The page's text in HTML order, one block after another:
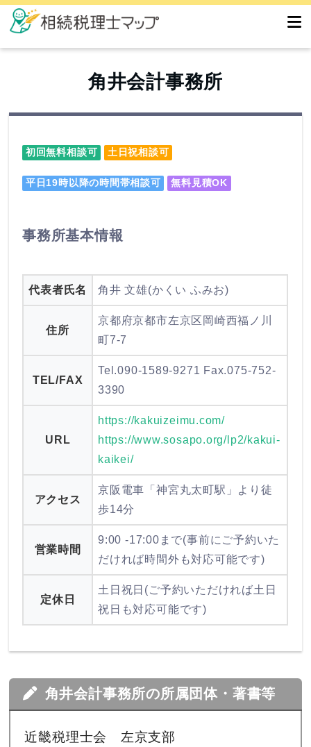
角井会計事務所
初回無料相談可 土日祝相談可
平日19時以降の時間帯相談可 無料見積OK
事務所基本情報
代表者氏名 角井 文雄(かくい ふみお)
住所
京都府京都市左京区岡崎西福ノ川
町7-7
TEL/FAX
Tel.090-1589-9271 Fax.075-752-
3390
URL
https://kakuizeimu.com/
https://www.sosapo.org/lp2/kakui-
kaikei/
アクセス
京阪電車「神宮丸太町駅」より徒
歩14分
営業時間
9:00 -17:00まで(事前にご予約いた
だければ時間外も対応可能です)
定休日
土日祝日(ご予約いただければ土日
祝日も対応可能です)
角井会計事務所の所属団体・著書等
近畿税理士会 左京支部